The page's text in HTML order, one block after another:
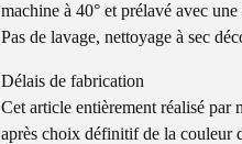
machine à 40° et prélavé avec
Pas de lavage, nettoyage à sec
Délais de fabrication
Cet article entièrement réalisé par
après choix définitif de la couleur